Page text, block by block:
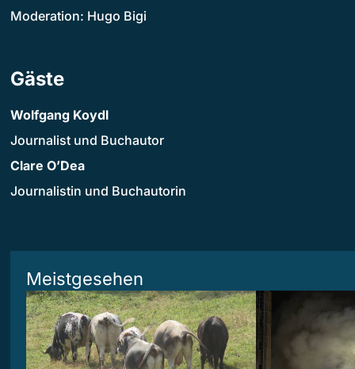
Moderation: Hugo Bigi
Gäste
Wolfgang Koydl
Journalist und Buchautor
Clare O’Dea
Journalistin und Buchautorin
Meistgesehen